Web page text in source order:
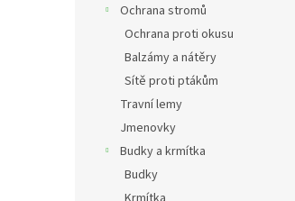
Ochrana stromů
Ochrana proti okusu
Balzámy a nátěry
Sítě proti ptákům
Travní lemy
Jmenovky
Budky a krmítka
Budky